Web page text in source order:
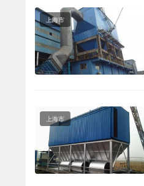
上海市
上海市